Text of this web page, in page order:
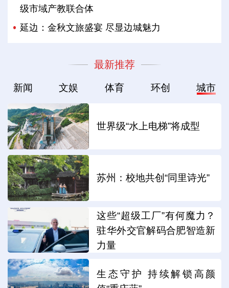
级市域产教联合体
延边：金秋文旅盛宴 尽显边城魅力
最新推荐
新闻 文娱 体育 环创 城市
世界级“水上电梯”将成型
苏州：校地共创“同里诗光”
这些“超级工厂”有何魔力？
驻华外交官解码合肥智造新
力量
生态守护 持续解锁高颜